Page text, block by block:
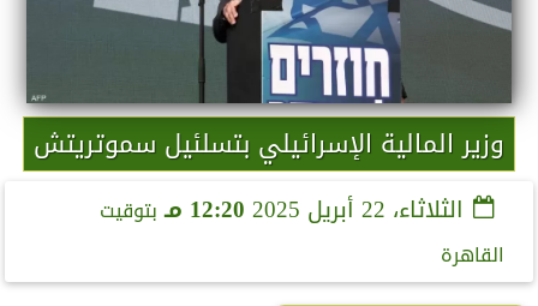
وزير المالية الإسرائيلي بتسلئيل سموتريتش
الثلاثاء، 22 أبريل 2025 12:20 مـ
بتوقيت
القاهرة